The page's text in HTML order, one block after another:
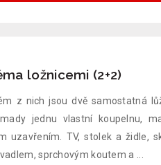
ložnicemi (2+2)
z nich jsou dvě samostatná
jednu vlastní koupelnu,
uzavřením. TV, stolek a židle,
sprchovým koutem a